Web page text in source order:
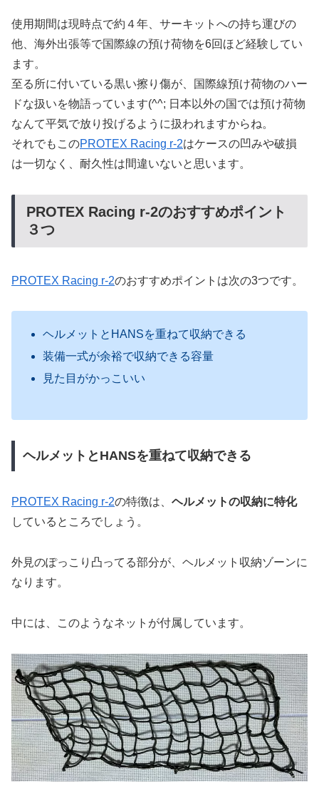
使用期間は現時点で約４年、サーキットへの持ち運びの
他、海外出張等で国際線の預け荷物を6回ほど経験してい
ます。
至る所に付いている黒い擦り傷が、国際線預け荷物のハー
ドな扱いを物語っています(^^; 日本以外の国では預け荷物
なんて平気で放り投げるように扱われますからね。
それでもこのPROTEX Racing r-2はケースの凹みや破損
は一切なく、耐久性は間違いないと思います。
PROTEX Racing r-2のおすすめポイント
３つ
PROTEX Racing r-2のおすすめポイントは次の3つです。
ヘルメットとHANSを重ねて収納できる
装備一式が余裕で収納できる容量
見た目がかっこいい
ヘルメットとHANSを重ねて収納できる
PROTEX Racing r-2の特徴は、 ヘルメットの収納に特化
しているところでしょう。
外見のぽっこり凸ってる部分が、ヘルメット収納ゾーンに
なります。
中には、このようなネットが付属しています。